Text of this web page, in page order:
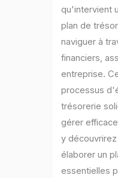
qu'intervient
plan de
naviguer à
financiers,
entreprise.
processus
trésorerie
gérer
y
élaborer un
essentielles